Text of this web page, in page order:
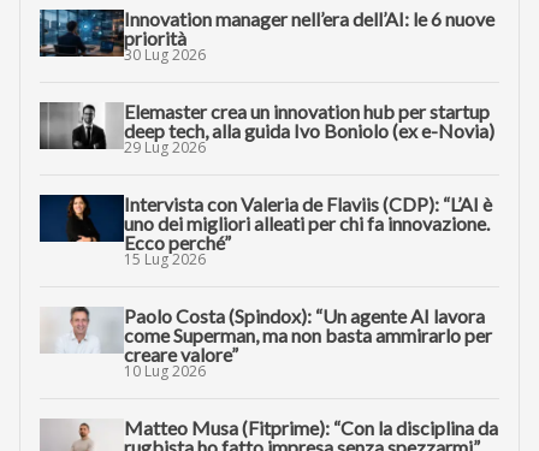
Innovation manager nell’era dell’AI: le 6 nuove
priorità
30 Lug 2026
Elemaster crea un innovation hub per startup
deep tech, alla guida Ivo Boniolo (ex e-Novia)
29 Lug 2026
Intervista con Valeria de Flaviis (CDP): “L’AI è
uno dei migliori alleati per chi fa innovazione.
Ecco perché”
15 Lug 2026
Paolo Costa (Spindox): “Un agente AI lavora
come Superman, ma non basta ammirarlo per
creare valore”
10 Lug 2026
Matteo Musa (Fitprime): “Con la disciplina da
rugbista ho fatto impresa senza spezzarmi”